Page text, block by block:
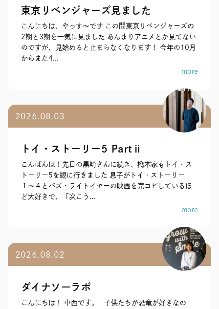
東京リベンジャーズ見ました
こんにちは、やっす〜です この間東京リベンジャーズの
2期と3期を一気に見ました あんまりアニメとか見てない
のですが、見始めると止まらなくなります！ 今年の10月
からまた4...
more
2026.08.03
トイ・ストーリー5 Partⅱ
こんばんは！先日の黒崎さんに続き、橋本家もトイ・ス
トーリー5を観に行きました 息子がトイ・ストーリー
１〜４とバズ・ライトイヤーの映画を完コピしているほ
ど大好きで、「次こう...
more
2026.08.02
ダイナソーラボ
こんにちは！ 中西です。 子供たちが恐竜が好きなの